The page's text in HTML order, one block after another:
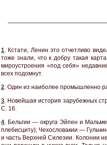
1. Кстати, Ленин это отчетливо
тоже знали, что к добру такая
мироустроения «под себя»
всех подомнут.
2. Один из наиболее промышленно
3. Новейшая история зарубежных
С. 16.
4. Бельгии — округа Эйпен и
плебисциту); Чехословакии —
и часть Верхней Силезии. Колонии